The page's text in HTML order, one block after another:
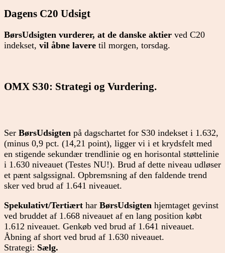
Dagens C20 Udsigt
BørsUdsigten vurderer, at de danske aktier ved C20
indekset, vil åbne lavere til morgen, torsdag.
OMX S30: Strategi og Vurdering.
Ser BørsUdsigten på dagschartet for S30 indekset i 1.632,
(minus 0,9 pct. (14,21 point), ligger vi i et krydsfelt med
en stigende sekundær trendlinie og en horisontal støttelinie
i 1.630 niveauet (Testes NU!). Brud af dette niveau udløser
et pænt salgssignal. Opbremsning af den faldende trend
sker ved brud af 1.641 niveauet.
Spekulativt/Tertiært har BørsUdsigten hjemtaget gevinst
ved bruddet af 1.668 niveauet af en lang position købt
1.612 niveauet. Genkøb ved brud af 1.641 niveauet.
Åbning af short ved brud af 1.630 niveauet.
Strategi: Sælg.